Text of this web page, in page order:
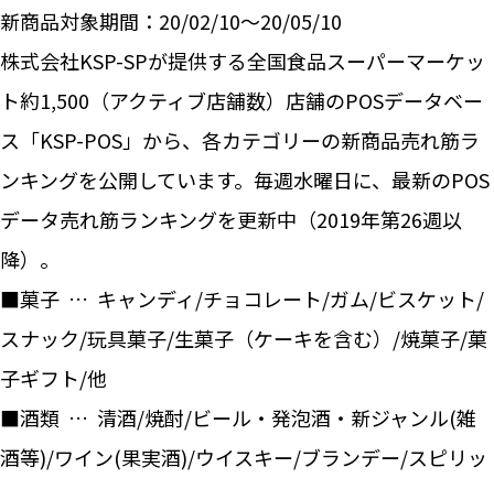
新商品対象期間：20/02/10～20/05/10
株式会社KSP-SPが提供する全国食品スーパーマーケッ
ト約1,500（アクティブ店舗数）店舗のPOSデータベー
ス「KSP-POS」から、各カテゴリーの新商品売れ筋ラ
ンキングを公開しています。毎週水曜日に、最新のPOS
データ売れ筋ランキングを更新中（2019年第26週以
降）。
■菓子 … キャンディ/チョコレート/ガム/ビスケット/
スナック/玩具菓子/生菓子（ケーキを含む）/焼菓子/菓
子ギフト/他
■酒類 … 清酒/焼酎/ビール・発泡酒・新ジャンル(雑
酒等)/ワイン(果実酒)/ウイスキー/ブランデー/スピリッ